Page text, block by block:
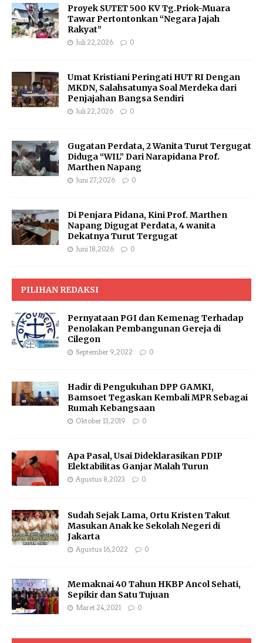
Proyek SUTET 500 KV Tg.Priok-Muara
Tawar Pertontonkan “Negara Jajah
Rakyat”
Juli 22, 2026 0
Umat Kristiani Peringati HUT RI Dengan
MKDN, Salahsatunya Soal Merdeka dari
Penjajahan Bangsa Sendiri
Juli 22, 2026 0
Gugatan Perdata, 2 Wanita Turut Tergugat
Diduga “WIL” Dari Narapidana Prof.
Marthen Napang
Juni 27, 2026 0
Di Penjara Pidana, Kini Prof. Marthen
Napang Digugat Perdata, 4 wanita
Dekatnya Turut Tergugat
Juni 18, 2026 0
PILIHAN REDAKSI
Pernyataan PGI dan Kemenag Terhadap
Penolakan Pembangunan Gereja di
Cilegon
September 9, 2022 0
Hadir di Pengukuhan DPP GAMKI,
Bamsoet Tegaskan Kembali MPR Sebagai
Rumah Kebangsaan
Oktober 13, 2019 0
Apa Pasal, Usai Dideklarasikan PDIP
Elektabilitas Ganjar Malah Turun
Agustus 8, 2023 0
Sudah Sejak Lama, Ortu Kristen Takut
Masukan Anak ke Sekolah Negeri di
Jakarta
Agustus 16, 2022 0
Memaknai 40 Tahun HKBP Ancol Sehati,
Sepikir dan Satu Tujuan
Maret 24, 2021 0